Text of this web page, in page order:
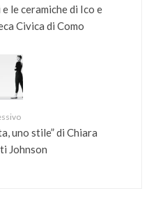
le ceramiche di Ico e
Civica di Como
uno stile” di Chiara
Johnson